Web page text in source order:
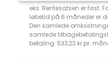
eks: Rentesatsen er fast.
løbetid på 6 måneder er
Den samlede
samlede
betaling: 533,23 kr pr.